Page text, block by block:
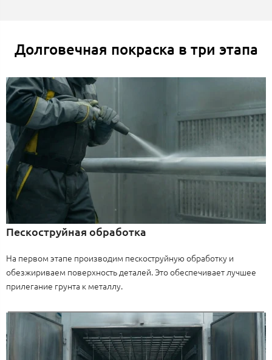
Долговечная покраска в три этапа
Пескоструйная обработка
На первом этапе производим пескоструйную обработку и
обезжириваем поверхность деталей. Это обеспечивает лучшее
прилегание грунта к металлу.